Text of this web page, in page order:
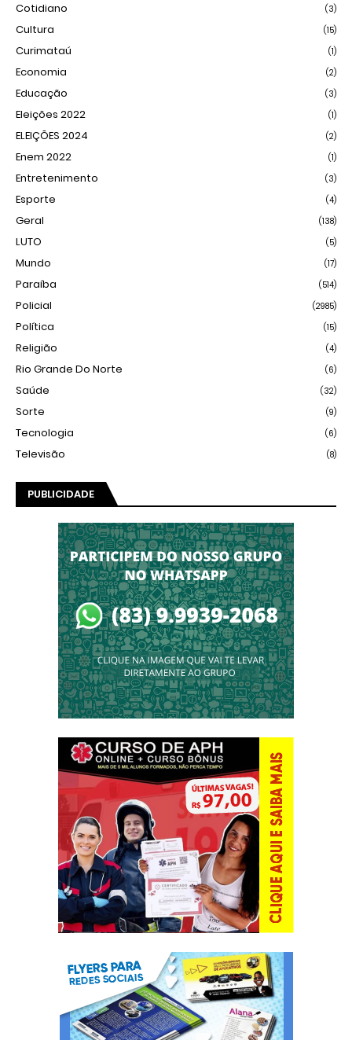
Cotidiano (3)
Cultura (15)
Curimataú (1)
Economia (2)
Educação (3)
Eleições 2022 (1)
ELEIÇÕES 2024 (2)
Enem 2022 (1)
Entretenimento (3)
Esporte (4)
Geral (138)
LUTO (5)
Mundo (17)
Paraíba (514)
Policial (2985)
Política (15)
Religião (4)
Rio Grande Do Norte (6)
Saúde (32)
Sorte (9)
Tecnologia (6)
Televisão (8)
PUBLICIDADE